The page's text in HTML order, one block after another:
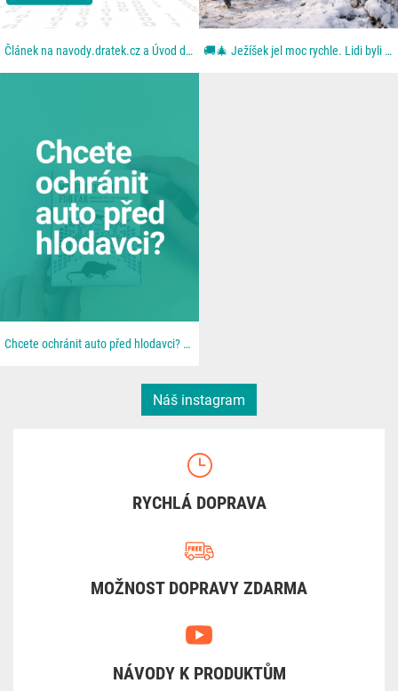
Článek na navody.dratek.cz a Úvod do chytré domácnosti. Odkaz také v BIO.... 🚚🎄 Ježíšek jel moc rychle. Lidi byli ještě rychlejší. Aneb: když se blbě zavřou dveře. Z dodávky...
Chcete ochránit auto před hlodavci? 🐀 📦 Všechno najdeš u nás na 👉 dratek.cz #arduino...
Náš instagram
RYCHLÁ DOPRAVA
MOŽNOST DOPRAVY ZDARMA
NÁVODY K PRODUKTŮM